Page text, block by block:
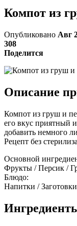
Компот из
Опубликовано Авг
308
Поделится
Описание
Компот из груш и
его вкус приятный
добавить немного
Рецепт без
Основной
Фрукты / Персик /
Блюдо:
Напитки /